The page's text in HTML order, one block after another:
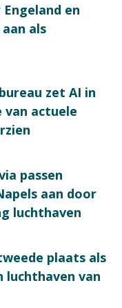
en
aan als
zet AI in
van actuele
passen
aan door
luchthaven
plaats als
luchthaven van